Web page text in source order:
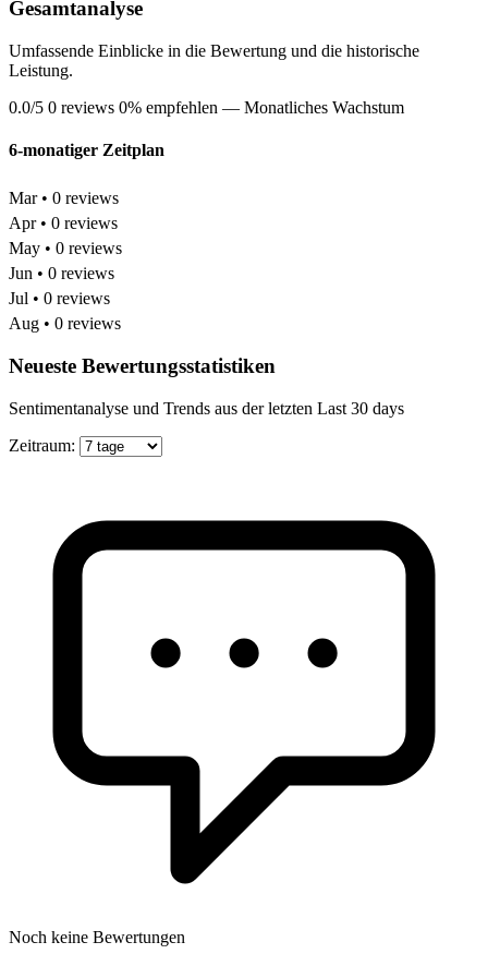
Gesamtanalyse
Umfassende Einblicke in die Bewertung und die historische
Leistung.
0.0/5 0 reviews 0% empfehlen — Monatliches Wachstum
6-monatiger Zeitplan
Mar • 0 reviews
Apr • 0 reviews
May • 0 reviews
Jun • 0 reviews
Jul • 0 reviews
Aug • 0 reviews
Neueste Bewertungsstatistiken
Sentimentanalyse und Trends aus der letzten Last 30 days
Zeitraum:
Noch keine Bewertungen